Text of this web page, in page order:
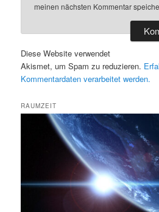
meinen nächsten Kommentar
Diese Website verwendet
Akismet, um Spam zu reduzieren.
Kommentardaten verarbeitet werden.
RAUMZEIT